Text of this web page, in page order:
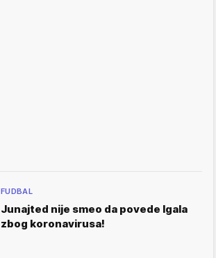
FUDBAL
Junajted nije smeo da povede Igala
zbog koronavirusa!